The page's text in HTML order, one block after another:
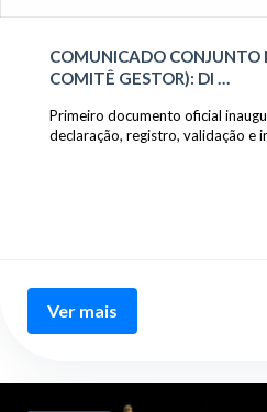
COMUNICADO CONJUNTO
COMITÊ GESTOR): DI …
Primeiro documento oficial
declaração, registro, validação e
Ver mais